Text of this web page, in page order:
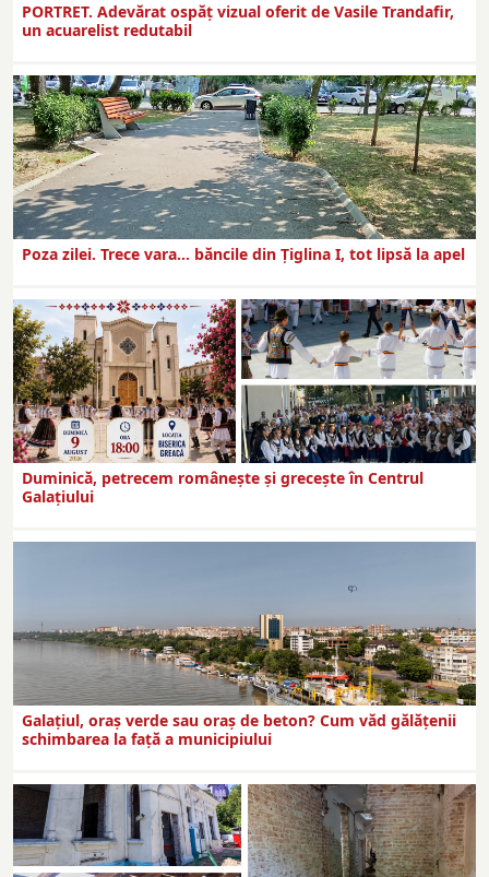
PORTRET. Adevărat ospăț vizual oferit de Vasile Trandafir,
un acuarelist redutabil
Poza zilei. Trece vara… băncile din Ţiglina I, tot lipsă la apel
Duminică, petrecem româneşte şi greceşte în Centrul
Galaţiului
Galațiul, oraș verde sau oraș de beton? Cum văd gălățenii
schimbarea la față a municipiului